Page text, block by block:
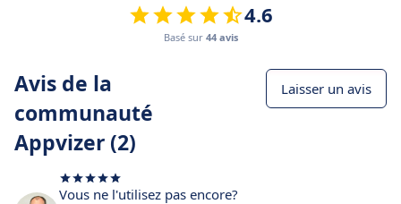
4.6
Basé sur 44 avis
Avis de la
communauté
Appvizer (2)
Laisser un avis
Vous ne l'utilisez pas encore?